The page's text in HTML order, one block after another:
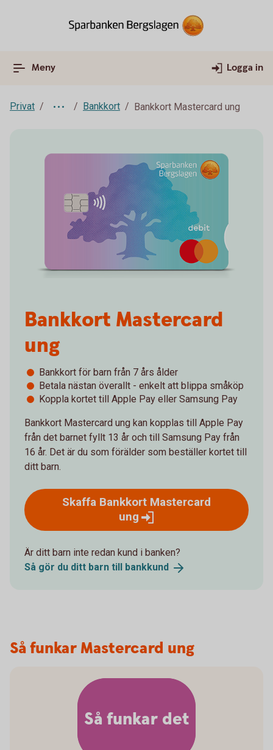
Meny Logga in
Privat Bankkort Bankkort Mastercard ung
Bankkort Mastercard
ung
Bankkort för barn från 7 års ålder
Betala nästan överallt - enkelt att blippa småköp
Koppla kortet till Apple Pay eller Samsung Pay
Bankkort Mastercard ung kan kopplas till Apple Pay
från det barnet fyllt 13 år och till Samsung Pay från
16 år. Det är du som förälder som beställer kortet till
ditt barn.
Skaffa Bankkort Mastercard
ung
Är ditt barn inte redan kund i banken?
Så gör du ditt barn till bankkund
Så funkar Mastercard ung
Så funkar det